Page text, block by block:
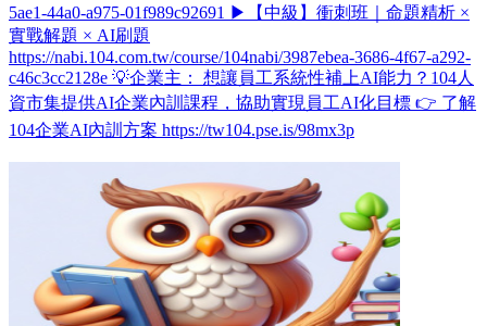
5ae1-44a0-a975-01f989c92691 ▶【中級】衝刺班｜命題精析 ×
實戰解題 × AI刷題
https://nabi.104.com.tw/course/104nabi/3987ebea-3686-4f67-a292-
c46c3cc2128e 💡企業主： 想讓員工系統性補上AI能力？104人
資市集提供AI企業內訓課程，協助實現員工AI化目標 👉 了解
104企業AI內訓方案 https://tw104.pse.is/98mx3p